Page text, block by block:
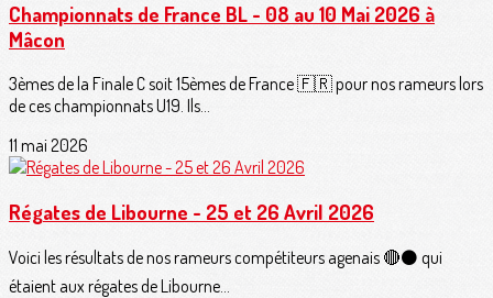
Championnats de France BL - 08 au 10 Mai 2026 à
Mâcon
3èmes de la Finale C soit 15èmes de France 🇫🇷 pour nos rameurs lors
de ces championnats U19. Ils...
11 mai 2026
Régates de Libourne - 25 et 26 Avril 2026
Voici les résultats de nos rameurs compétiteurs agenais 🔴⚫️ qui
étaient aux régates de Libourne...